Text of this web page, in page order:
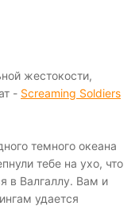
жестокости,
- Screaming Soldiers
темного океана
тебе на ухо, что
в Валгаллу. Вам и
удается